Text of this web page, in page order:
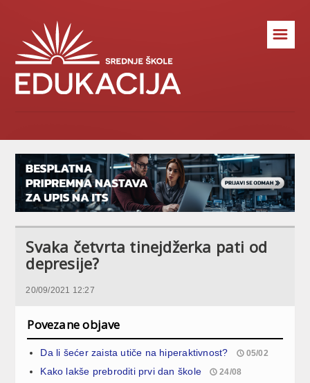
☰
Svaka četvrta tinejdžerka pati od
depresije?
20/09/2021 12:27
Povezane objave
Da li šećer zaista utiče na hiperaktivnost? 05/02
Kako lakše prebroditi prvi dan škole 24/08